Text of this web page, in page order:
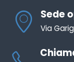
Sede
Via